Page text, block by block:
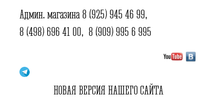
Админ. магазина 8 (925) 945 46 99,
8 (498) 696 41 00, 8 (909) 995 6 995
НОВАЯ ВЕРСИЯ НАШЕГО САЙТА